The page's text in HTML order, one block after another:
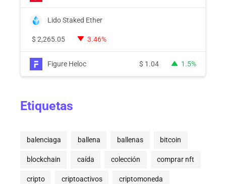
Lido Staked Ether
$ 2,265.05 3.46%
Figure Heloc $ 1.04 1.5%
Etiquetas
balenciaga ballena ballenas bitcoin
blockchain caída colección comprar nft
cripto criptoactivos criptomoneda